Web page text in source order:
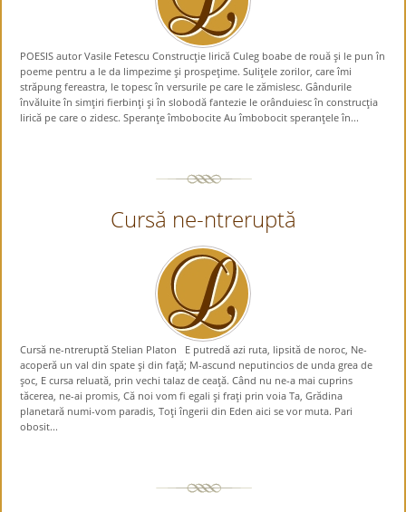
POESIS autor Vasile Fetescu Construcţie lirică Culeg boabe de rouă şi le pun în
poeme pentru a le da limpezime şi prospeţime. Suliţele zorilor, care îmi
străpung fereastra, le topesc în versurile pe care le zămislesc. Gândurile
învăluite în simţiri fierbinţi şi în slobodă fantezie le orânduiesc în construcţia
lirică pe care o zidesc. Speranţe îmbobocite Au îmbobocit speranţele în...
Cursă ne-ntreruptă
Cursă ne-ntreruptă Stelian Platon E putredă azi ruta, lipsită de noroc, Ne-
acoperă un val din spate şi din faţă; M-ascund neputincios de unda grea de
şoc, E cursa reluată, prin vechi talaz de ceaţă. Când nu ne-a mai cuprins
tăcerea, ne-ai promis, Că noi vom fi egali şi fraţi prin voia Ta, Grădina
planetară numi-vom paradis, Toţi îngerii din Eden aici se vor muta. Pari
obosit...